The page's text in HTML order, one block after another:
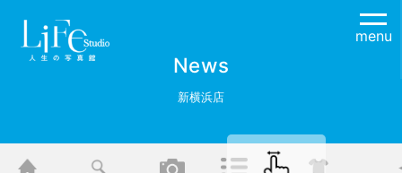
menu
News
新横浜店